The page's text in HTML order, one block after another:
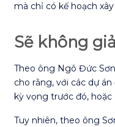
mà chỉ có kế hoạch
Sẽ không
Theo ông Ngô Đức
cho rằng, với các dự
kỳ vọng trước đó,
Tuy nhiên, theo ông